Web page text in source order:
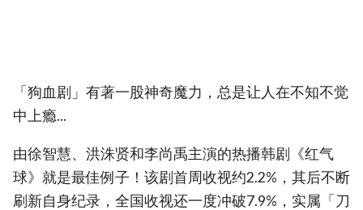
「狗血剧」有著一股神奇魔力，总是让人在不知不觉
中上瘾...
由徐智慧、洪洙贤和李尚禹主演的热播韩剧《红气
球》就是最佳例子！该剧首周收视约2.2%，其后不断
刷新自身纪录，全国收视还一度冲破7.9%，实属「刀